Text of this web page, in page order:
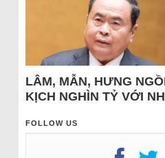
LÂM, MẪN, HƯNG
KỊCH NGHÌN TỶ VỚI
FOLLOW US